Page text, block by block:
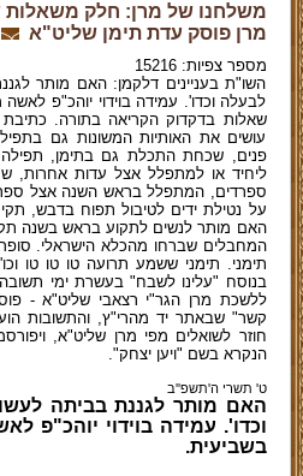
משלחנו של מרן: חלק משאלות
מרן פוסק עדת תימן שליט"א
מספר צפיות: 15216
השו"ת בעניינים דלקמן: האם מותר
לבעלה וכדו'. עמידה בוידוי יוהכ"פ
שאלות בדקדוק הקריאה בתורה. כתיבת
עושים את האותיות המשונות גם
פנים, שכחת התכלת גם בתימן,
ליחיד או למתפלל אצל עדות אחרות,
ספרדים, המתפלל בראש השנה אצל
על נטילת ידים לטיבול תפוח בדבש,
האם מותר לנשים לתקוע בראש בשנה
המחבלים שברחו מהכלא הישראלי.
תימני. תימני ששמע תרועה טו טו טו
בנוסח "עלינו לשבח" בעשרת ימי
ללשכת מרן הגר"י רצאבי שליט"א -
קשר" שבאתר יד מהרי"ץ, והתשובות
חוזר לשואלים מפי מרן שליט"א,
הנקרא בשם "ויען יצחק".
ט' תשרי ה'תשפ''ב
האם מותר לגננת בביתה
וכדו'. עמידה בוידוי יוהכ"פ
בשביעית.